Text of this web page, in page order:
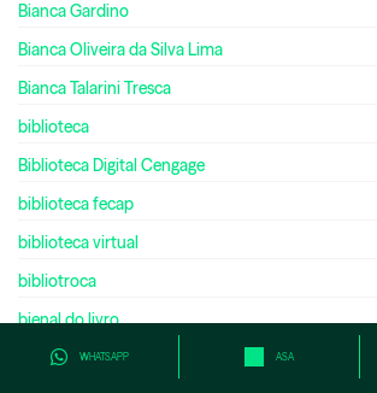
WHATSAPP ASA
Bianca Gardino
Bianca Oliveira da Silva Lima
Bianca Talarini Tresca
biblioteca
Biblioteca Digital Cengage
biblioteca fecap
biblioteca virtual
bibliotroca
bienal do livro
bilíngue